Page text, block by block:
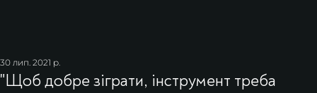
"Щоб добре зіграти, інструмент треба
30 лип. 2021 р.